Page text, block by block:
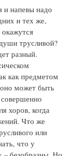
напевы надо
и тех же,
трусливой?
разный.
как предметом
может быть
хоров, когда
Что же
или
что у